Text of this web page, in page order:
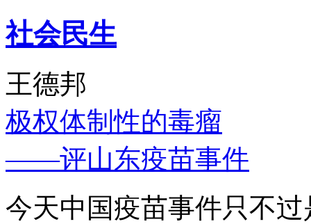
社会民生
王德邦
极权体制性的毒瘤
——评山东疫苗事件
今天中国疫苗事件只不